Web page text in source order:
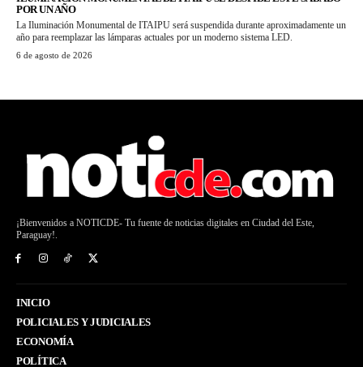
POR UN AÑO
La Iluminación Monumental de ITAIPU será suspendida durante aproximadamente un
año para reemplazar las lámparas actuales por un moderno sistema LED.
6 de agosto de 2026
¡Bienvenidos a NOTICDE- Tu fuente de noticias digitales en Ciudad del Este,
Paraguay!.
INICIO
POLICIALES Y JUDICIALES
ECONOMÍA
POLÍTICA